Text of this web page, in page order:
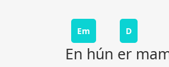
Em D
En hún er